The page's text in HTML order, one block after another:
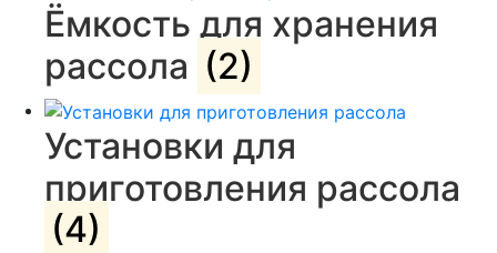
Ёмкость для хранения
рассола (2)
Установки для
приготовления рассола
(4)